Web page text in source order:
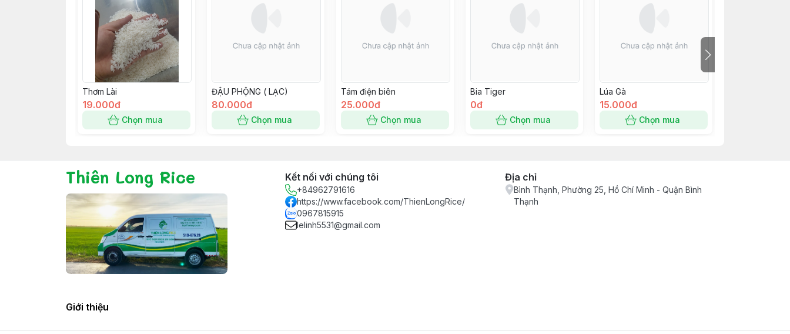
Thơm Lài
19.000đ
Chọn mua
ĐẬU PHỘNG ( LẠC)
80.000đ
Chọn mua
Tám điện biên
25.000đ
Chọn mua
Bia Tiger
0đ
Chọn mua
Lúa Gà
15.000đ
Chọn mua
Thiên Long Rice Kết nối với chúng tôi
+84962791616
https://www.facebook.com/ThienLongRice/
0967815915
lelinh5531@gmail.com
Địa chỉ
Bình Thạnh, Phường 25, Hồ Chí Minh - Quận Bình
Thạnh
Giới thiệu